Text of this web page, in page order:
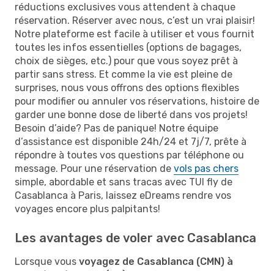
réductions exclusives vous attendent à chaque
réservation. Réserver avec nous, c’est un vrai plaisir!
Notre plateforme est facile à utiliser et vous fournit
toutes les infos essentielles (options de bagages,
choix de sièges, etc.) pour que vous soyez prêt à
partir sans stress. Et comme la vie est pleine de
surprises, nous vous offrons des options flexibles
pour modifier ou annuler vos réservations, histoire de
garder une bonne dose de liberté dans vos projets!
Besoin d’aide? Pas de panique! Notre équipe
d’assistance est disponible 24h/24 et 7j/7, prête à
répondre à toutes vos questions par téléphone ou
message. Pour une réservation de vols pas chers
simple, abordable et sans tracas avec TUI fly de
Casablanca à Paris, laissez eDreams rendre vos
voyages encore plus palpitants!
Les avantages de voler avec Casablanca
Lorsque vous voyagez de Casablanca (CMN) à